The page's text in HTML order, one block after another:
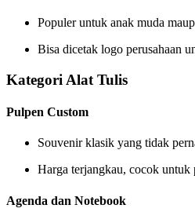
Populer untuk anak muda
Bisa dicetak logo perusahaan
Kategori Alat Tulis
Pulpen Custom
Souvenir klasik yang tidak
Harga terjangkau, cocok untuk
Agenda dan Notebook